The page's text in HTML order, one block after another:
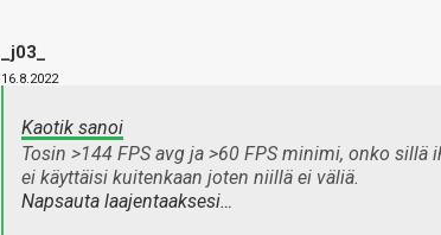
_j03_
16.8.2022
Kaotik sanoi
Tosin >144 FPS avg ja >60 FPS minimi, onko
ei käyttäisi kuitenkaan joten niillä ei väliä.
Napsauta laajentaaksesi…